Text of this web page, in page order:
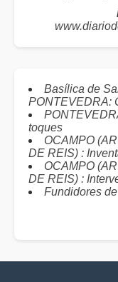
Basílica de
PONTEVEDRA:
toques
OCAMPO
DE REIS) :
OCAMPO
DE REIS) :
Fundidores